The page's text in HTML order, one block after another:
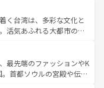
ハワイアンミュージッ
べてがハワイの魅力を彩
見と感動が待っているハ
るウルル（エアーズロッ
やケアンズの熱帯雨林な
カフェやワイン、オージ
おり、サーフィンやダイ
ドア好きにはたまらな
を存分に味わいつくそ
く台湾は、多彩な文化と
活気あふれる大都市の台
東部など、都市の喧騒
訪れる人に新しい発見と
奥深い台湾の食文化も魅
最先端のファッションやK
首都ソウルの宮殿や伝統